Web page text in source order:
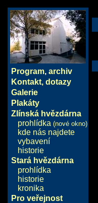
Program, archiv
Kontakt, dotazy
Galerie
Plakáty
Zlínská hvězdárna
prohlídka (nové okno)
kde nás najdete
vybavení
historie
Stará hvězdárna
prohlídka
historie
kronika
Pro veřejnost